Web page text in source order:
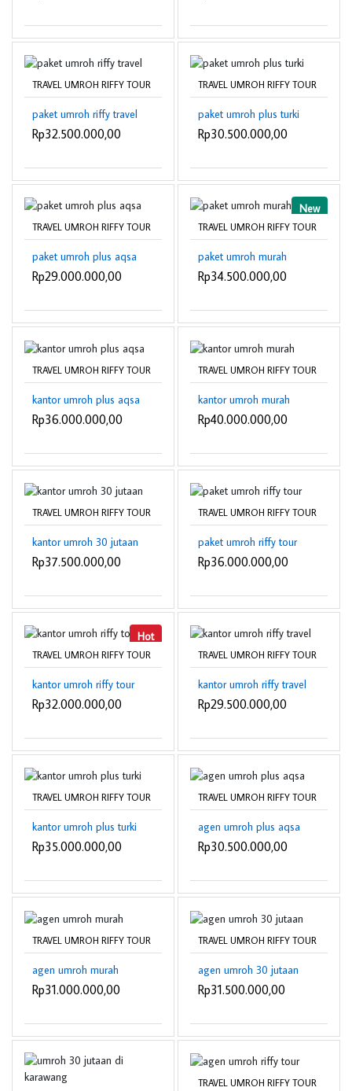
TRAVEL UMROH RIFFY TOUR
paket umroh riffy travel
Rp32.500.000,00
TRAVEL UMROH RIFFY TOUR
paket umroh plus turki
Rp30.500.000,00
TRAVEL UMROH RIFFY TOUR
paket umroh plus aqsa
Rp29.000.000,00
New
TRAVEL UMROH RIFFY TOUR
paket umroh murah
Rp34.500.000,00
TRAVEL UMROH RIFFY TOUR
kantor umroh plus aqsa
Rp36.000.000,00
TRAVEL UMROH RIFFY TOUR
kantor umroh murah
Rp40.000.000,00
TRAVEL UMROH RIFFY TOUR
kantor umroh 30 jutaan
Rp37.500.000,00
TRAVEL UMROH RIFFY TOUR
paket umroh riffy tour
Rp36.000.000,00
Hot
TRAVEL UMROH RIFFY TOUR
kantor umroh riffy tour
Rp32.000.000,00
TRAVEL UMROH RIFFY TOUR
kantor umroh riffy travel
Rp29.500.000,00
TRAVEL UMROH RIFFY TOUR
kantor umroh plus turki
Rp35.000.000,00
TRAVEL UMROH RIFFY TOUR
agen umroh plus aqsa
Rp30.500.000,00
TRAVEL UMROH RIFFY TOUR
agen umroh murah
Rp31.000.000,00
TRAVEL UMROH RIFFY TOUR
agen umroh 30 jutaan
Rp31.500.000,00
TRAVEL UMROH RIFFY TOUR